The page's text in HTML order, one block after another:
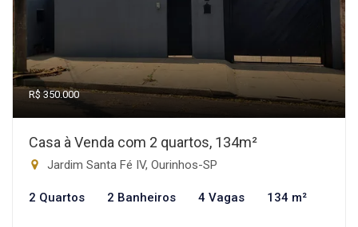
R$ 350.000
Casa à Venda com 2 quartos, 134m²
Jardim Santa Fé IV, Ourinhos-SP
2 Quartos 2 Banheiros 4 Vagas 134 m²